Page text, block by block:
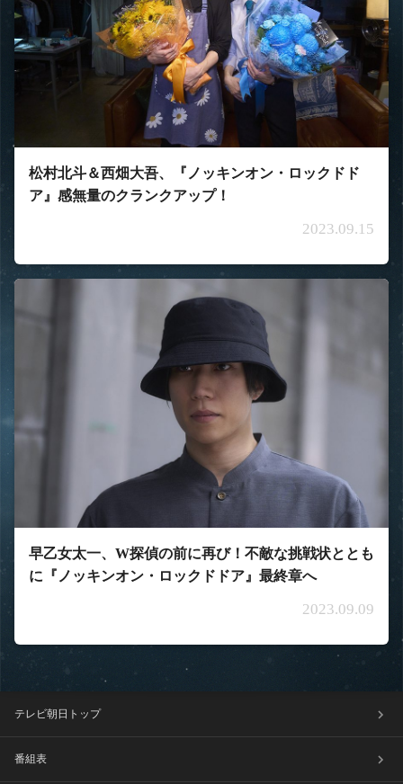
松村北斗＆西畑大吾、『ノッキンオン・ロックドド
ア』感無量のクランクアップ！
2023.09.15
早乙女太一、W探偵の前に再び！不敵な挑戦状ととも
に『ノッキンオン・ロックドドア』最終章へ
2023.09.09
テレビ朝日トップ
番組表